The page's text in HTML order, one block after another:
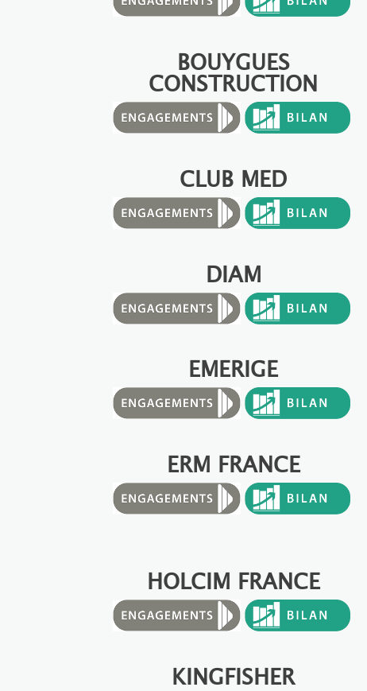
BOUYGUES
CONSTRUCTION
CLUB MED
DIAM
EMERIGE
ERM FRANCE
HOLCIM FRANCE
KINGFISHER